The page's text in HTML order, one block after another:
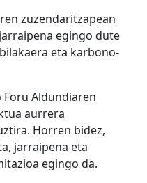
zuzendaritzapean
egingo dute
eta karbono-
Aldundiaren
aurrera
Horren bidez,
jarraipena eta
egingo da.